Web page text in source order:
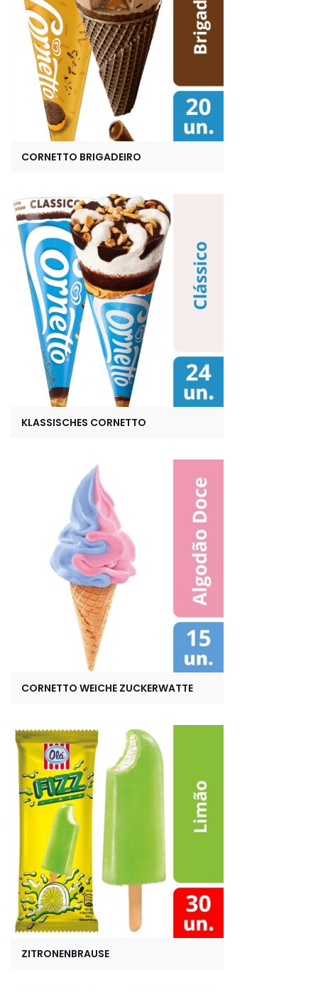
CORNETTO BRIGADEIRO
KLASSISCHES CORNETTO
CORNETTO WEICHE ZUCKERWATTE
ZITRONENBRAUSE